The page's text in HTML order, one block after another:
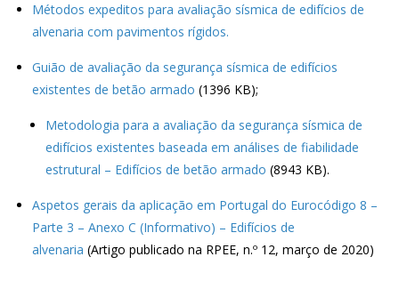
Métodos expeditos para avaliação sísmica de edifícios de
alvenaria com pavimentos rígidos.
Guião de avaliação da segurança sísmica de edifícios
existentes de betão armado (1396 KB);
Metodologia para a avaliação da segurança sísmica de
edifícios existentes baseada em análises de fiabilidade
estrutural – Edifícios de betão armado (8943 KB).
Aspetos gerais da aplicação em Portugal do Eurocódigo 8 –
Parte 3 – Anexo C (Informativo) – Edifícios de
alvenaria (Artigo publicado na RPEE, n.º 12, março de 2020)